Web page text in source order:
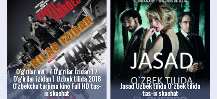
O'g'rilar ovi 1 / O'g'rilar izidan 1 /
O'g'irilar izidan 1 Uzbek tilida 2018
O'zbekcha tarjima kino Full HD tas-
ix skachat
Jasad Uzbek tilida O`zbek tilida
tas-ix skachat